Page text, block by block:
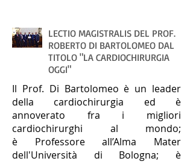
LECTIO MAGISTRALIS DEL PROF.
ROBERTO DI BARTOLOMEO DAL
TITOLO "LA CARDIOCHIRURGIA
OGGI"
Il Prof. Di Bartolomeo è un leader
della cardiochirurgia ed è
annoverato fra i migliori
cardiochirurghi al mondo;
è Professore all’Alma Mater
dell'Università di Bologna; è